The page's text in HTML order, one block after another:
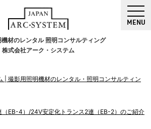
材のレンタル 照明コンサルティング
株式会社アーク・システム
MENU
| 撮影用照明機材のレンタル・照明コンサルティン
EB-4）/24V安定化トランス2連（EB-2）のご紹介